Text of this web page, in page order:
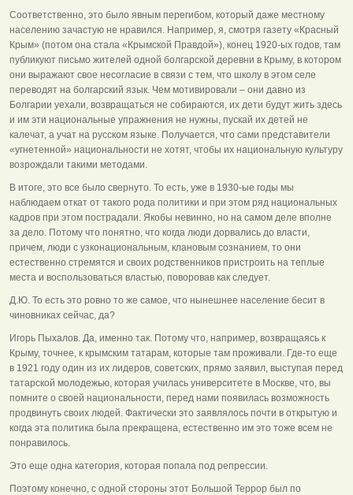
Соответственно, это было явным перегибом, который даже местному
населению зачастую не нравился. Например, я, смотря газету «Красный
Крым» (потом она стала «Крымской Правдой»), конец 1920-ых годов, там
публикуют письмо жителей одной болгарской деревни в Крыму, в котором
они выражают свое несогласие в связи с тем, что школу в этом селе
переводят на болгарский язык. Чем мотивировали – они давно из
Болгарии уехали, возвращаться не собираются, их дети будут жить здесь
и им эти национальные упражнения не нужны, пускай их детей не
калечат, а учат на русском языке. Получается, что сами представители
«угнетенной» национальности не хотят, чтобы их национальную культуру
возрождали такими методами.
В итоге, это все было свернуто. То есть, уже в 1930-ые годы мы
наблюдаем откат от такого рода политики и при этом ряд национальных
кадров при этом пострадали. Якобы невинно, но на самом деле вполне
за дело. Потому что понятно, что когда люди дорвались до власти,
причем, люди с узконациональным, клановым сознанием, то они
естественно стремятся и своих родственников пристроить на теплые
места и воспользоваться властью, поворовав как следует.
Д.Ю. То есть это ровно то же самое, что нынешнее население бесит в
чиновниках сейчас, да?
Игорь Пыхалов. Да, именно так. Потому что, например, возвращаясь к
Крыму, точнее, к крымским татарам, которые там проживали. Где-то еще
в 1921 году один из их лидеров, советских, прямо заявил, выступая перед
татарской молодежью, которая училась университете в Москве, что, вы
помните о своей национальности, перед нами появилась возможность
продвинуть своих людей. Фактически это заявлялось почти в открытую и
когда эта политика была прекращена, естественно им это тоже всем не
понравилось.
Это еще одна категория, которая попала под репрессии.
Поэтому конечно, с одной стороны этот Большой Террор был по